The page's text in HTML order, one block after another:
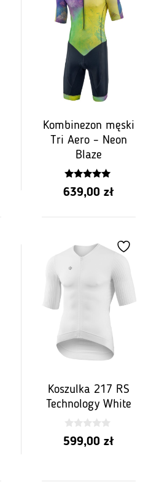
Kombinezon męski
Tri Aero – Neon
Blaze
5.00
z 5
639,00 zł
Koszulka 217 RS
Technology White
0
z
599,00 zł